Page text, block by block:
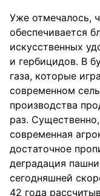
Уже отмечалось,
обеспечивается
искусственных
и гербицидов. В
газа, которые
современном
производства
раз.
современная
достаточное
деградация
сегодняшней
42 года